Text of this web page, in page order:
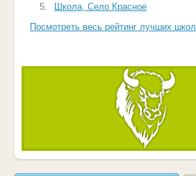
5.
Школа, Село Красное
Посмотреть весь рейтинг лучших школ